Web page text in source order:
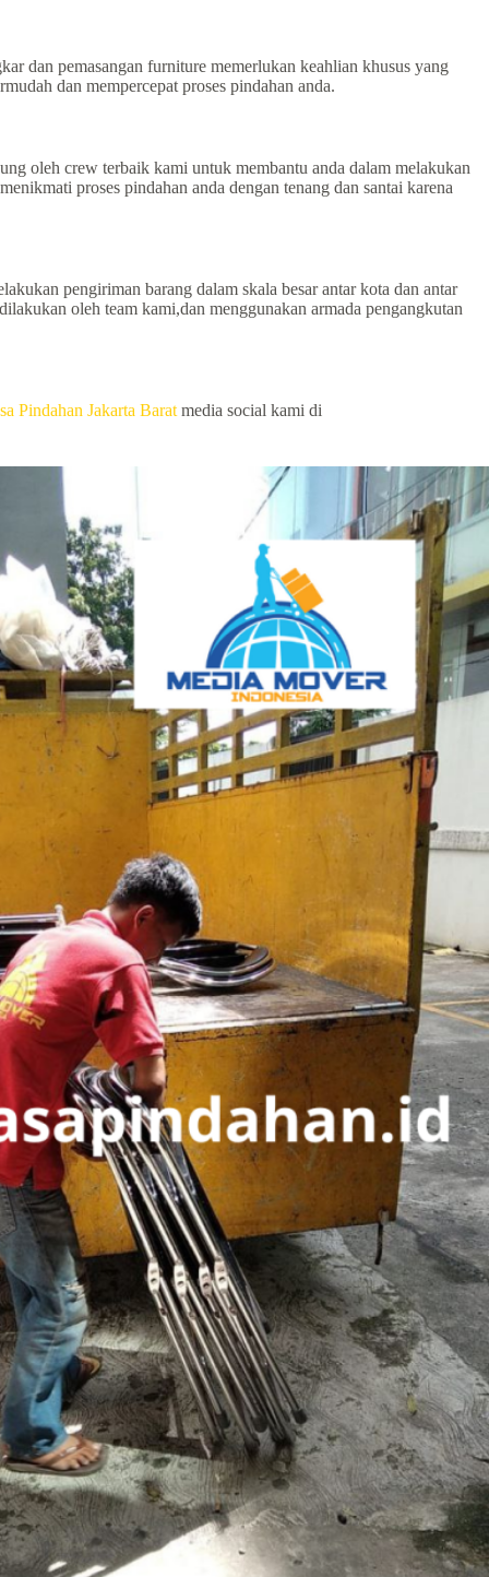
dan pemasangan furniture memerlukan keahlian khusus yang
dan mempercepat proses pindahan anda.
oleh crew terbaik kami untuk membantu anda dalam melakukan
proses pindahan anda dengan tenang dan santai karena
pengiriman barang dalam skala besar antar kota dan antar
oleh team kami,dan menggunakan armada pengangkutan
Pindahan Jakarta Barat media social kami di